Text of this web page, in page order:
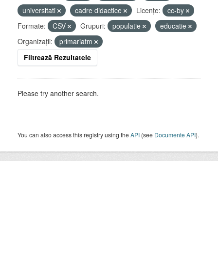
universitati
cadre didactice Licenţe:
cc-by
Formate:
CSV Grupuri: populatie
educatie
Organizații:
primariatm
Filtrează Rezultatele
Please try another search.
You can also access this registry using theAPI (see Documente API).